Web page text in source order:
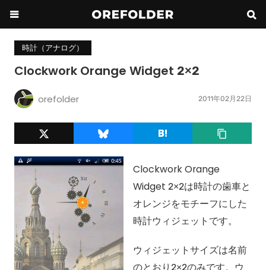
時計（アナログ）
Clockwork Orange Widget 2×2
orefolder 2011年02月22日
Clockwork Orange
Widget 2×2は時計の歯車と
オレンジをモチーフにした
時計ウィジェットです。
ウィジェットサイズは名前